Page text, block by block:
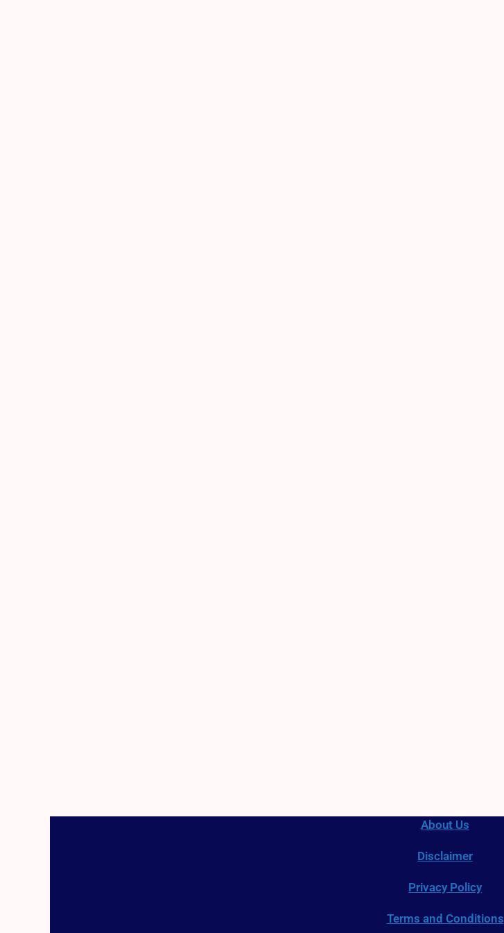
About Us
Disclaimer
Privacy Policy
Terms and Conditions